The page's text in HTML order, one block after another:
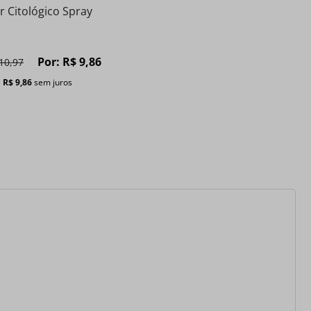
Citológico Spray
,97 Por: R$9,86
R$9,86sem juros